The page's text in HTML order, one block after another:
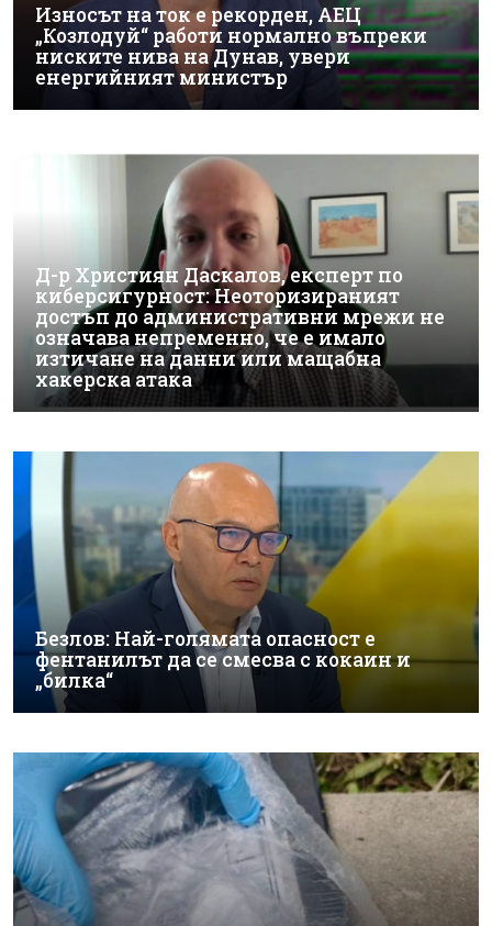
Износът на ток е рекорден, АЕЦ
„Козлодуй“ работи нормално въпреки
ниските нива на Дунав, увери
енергийният министър
Д-р Християн Даскалов, експерт по
киберсигурност: Неоторизираният
достъп до административни мрежи не
означава непременно, че е имало
изтичане на данни или мащабна
хакерска атака
Безлов: Най-голямата опасност е
фентанилът да се смесва с кокаин и
„билка“